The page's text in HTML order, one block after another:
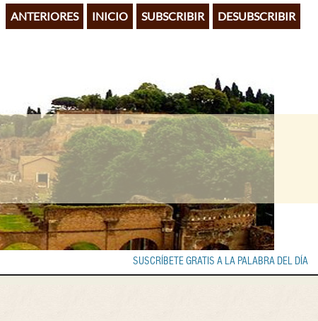
ANTERIORES INICIO SUBSCRIBIR DESUBSCRIBIR
SUSCRÍBETE GRATIS A LA PALABRA DEL DÍA